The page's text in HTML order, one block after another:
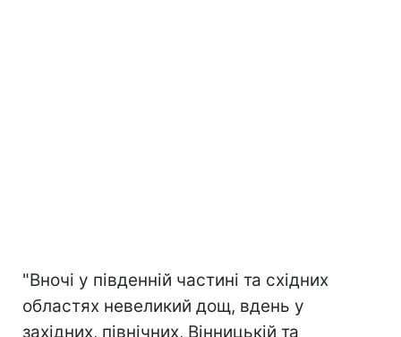
"Вночі у південній частині та східних
областях невеликий дощ, вдень у
західних, північних, Вінницькій та